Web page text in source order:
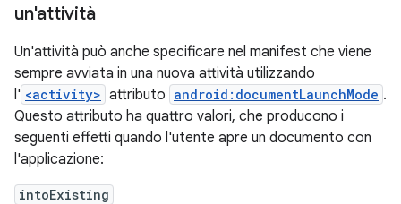
un'attività
Un'attività può anche specificare nel manifest che viene
sempre avviata in una nuova attività utilizzando
l' <activity> attributo android:documentLaunchMode .
Questo attributo ha quattro valori, che producono i
seguenti effetti quando l'utente apre un documento con
l'applicazione:
intoExisting